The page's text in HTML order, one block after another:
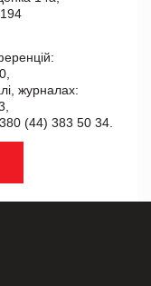
журналах:
(44) 383 50 34.